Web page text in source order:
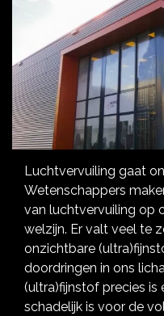
Luchtvervuiling gaat
Wetenschappers
van luchtvervuiling op
welzijn. Er valt veel te
onzichtbare
doordringen in ons
(ultra)fijnstof precies is
schadelijk is voor de